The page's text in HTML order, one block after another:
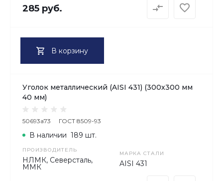
285 руб.
В корзину
Уголок металлический (AISI 431) (300х300 мм
40 мм)
50693a73 ГОСТ 8509-93
ПРОИЗВОДИТЕЛЬ
НЛМК, Северсталь,
ММК
МАРКА СТАЛИ
AISI 431
В наличии 189 шт.